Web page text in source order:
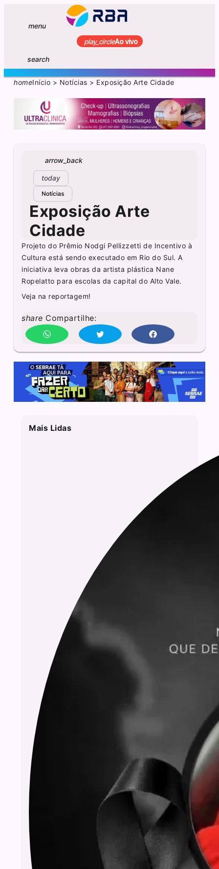
menu
play_circleAo vivo
search
homeInício > Notícias > Exposição Arte Cidade
arrow_back
today
Notícias
Exposição Arte
Cidade
Projeto do Prêmio Nodgi Pellizzetti de Incentivo à
Cultura está sendo executado em Rio do Sul. A
iniciativa leva obras da artista plástica Nane
Ropelatto para escolas da capital do Alto Vale.
Veja na reportagem!
share Compartilhe:
Mais Lidas